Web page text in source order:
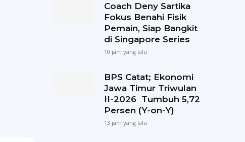
Coach Deny Sartika
Fokus Benahi Fisik
Pemain, Siap Bangkit
di Singapore Series
10 jam yang lalu
BPS Catat; Ekonomi
Jawa Timur Triwulan
II-2026 Tumbuh 5,72
Persen (Y-on-Y)
13 jam yang lalu